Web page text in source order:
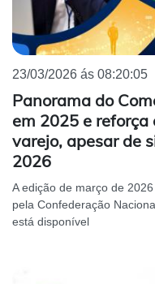
23/03/2026 ás 08:20:05
Panorama do
em 2025 e
varejo, apesar de
2026
A edição de março de
pela Confederação
está disponível